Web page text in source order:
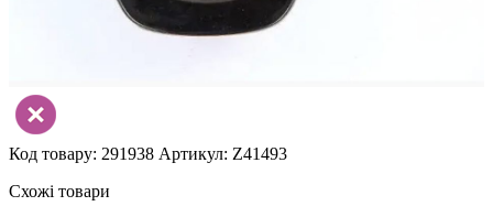
Код товару: 291938 Артикул: Z41493
Схожі товари